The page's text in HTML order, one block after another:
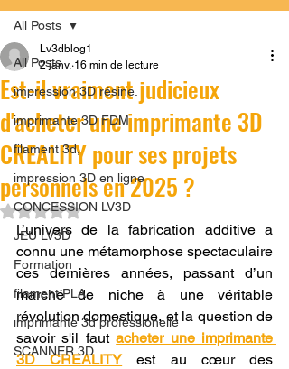
All Posts
impression 3D résine.
imprimante 3D FDM
filament 3d,
impression 3D en ligne
CONCESSION LV3D
JEU LV3D
Formation
filament PLA
imprimante 3d professionelle
SCANNER 3D
All Posts
Est-il vraiment judicieux
d'acheter une imprimante 3D
CREALITY pour ses projets
personnels en 2025 ?
Lv3dblog1
2 janv. 16 min de lecture
Noté NaN étoiles sur 5.
L’univers de la fabrication additive a
connu une métamorphose spectaculaire
ces dernières années, passant d’un
marché de niche à une véritable
révolution domestique, et la question de
savoir s'il faut acheter une imprimante
3D CREALITY est au cœur des